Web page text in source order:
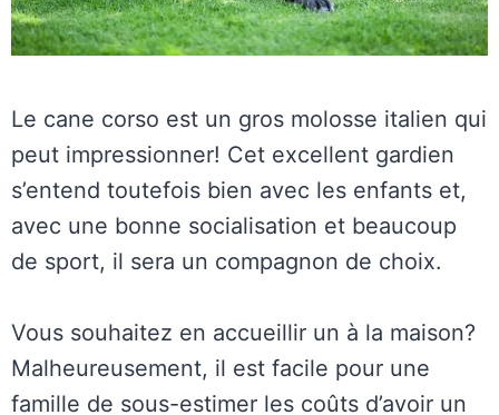
Le cane corso est un gros molosse italien qui
peut impressionner! Cet excellent gardien
s’entend toutefois bien avec les enfants et,
avec une bonne socialisation et beaucoup
de sport, il sera un compagnon de choix.
Vous souhaitez en accueillir un à la maison?
Malheureusement, il est facile pour une
famille de sous-estimer les coûts d’avoir un